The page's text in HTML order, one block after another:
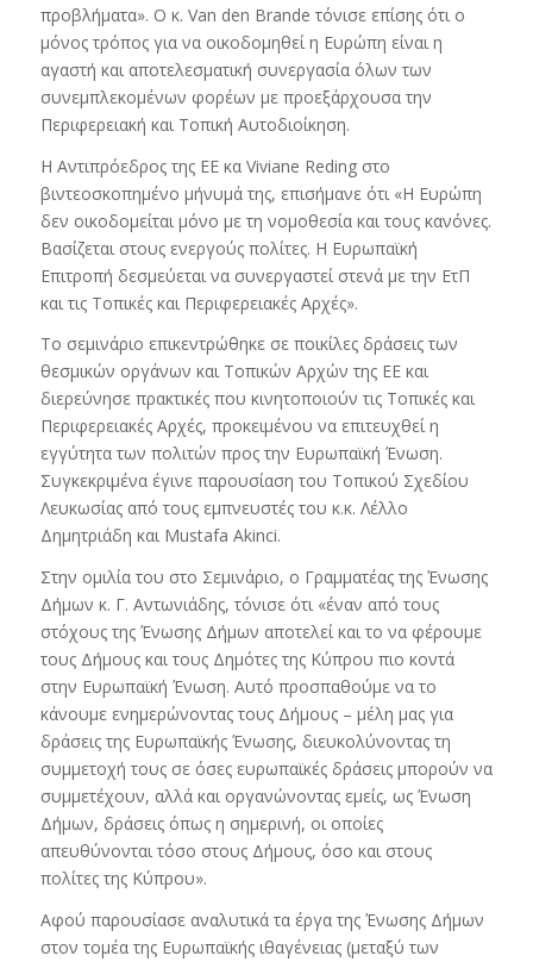
προβλήματα». Ο κ. Van den Brande τόνισε επίσης ότι ο
μόνος τρόπος για να οικοδομηθεί η Ευρώπη είναι η
αγαστή και αποτελεσματική συνεργασία όλων των
συνεμπλεκομένων φορέων με προεξάρχουσα την
Περιφερειακή και Τοπική Αυτοδιοίκηση.
Η Αντιπρόεδρος της ΕΕ κα Viviane Reding στο
βιντεοσκοπημένο μήνυμά της, επισήμανε ότι «Η Ευρώπη
δεν οικοδομείται μόνο με τη νομοθεσία και τους κανόνες.
Βασίζεται στους ενεργούς πολίτες. Η Ευρωπαϊκή
Επιτροπή δεσμεύεται να συνεργαστεί στενά με την ΕτΠ
και τις Τοπικές και Περιφερειακές Αρχές».
Το σεμινάριο επικεντρώθηκε σε ποικίλες δράσεις των
θεσμικών οργάνων και Τοπικών Αρχών της ΕΕ και
διερεύνησε πρακτικές που κινητοποιούν τις Τοπικές και
Περιφερειακές Αρχές, προκειμένου να επιτευχθεί η
εγγύτητα των πολιτών προς την Ευρωπαϊκή Ένωση.
Συγκεκριμένα έγινε παρουσίαση του Τοπικού Σχεδίου
Λευκωσίας από τους εμπνευστές του κ.κ. Λέλλο
Δημητριάδη και Mustafa Akinci.
Στην ομιλία του στο Σεμινάριο, ο Γραμματέας της Ένωσης
Δήμων κ. Γ. Αντωνιάδης, τόνισε ότι «έναν από τους
στόχους της Ένωσης Δήμων αποτελεί και το να φέρουμε
τους Δήμους και τους Δημότες της Κύπρου πιο κοντά
στην Ευρωπαϊκή Ένωση. Αυτό προσπαθούμε να το
κάνουμε ενημερώνοντας τους Δήμους – μέλη μας για
δράσεις της Ευρωπαϊκής Ένωσης, διευκολύνοντας τη
συμμετοχή τους σε όσες ευρωπαϊκές δράσεις μπορούν να
συμμετέχουν, αλλά και οργανώνοντας εμείς, ως Ένωση
Δήμων, δράσεις όπως η σημερινή, οι οποίες
απευθύνονται τόσο στους Δήμους, όσο και στους
πολίτες της Κύπρου».
Αφού παρουσίασε αναλυτικά τα έργα της Ένωσης Δήμων
στον τομέα της Ευρωπαϊκής ιθαγένειας (μεταξύ των